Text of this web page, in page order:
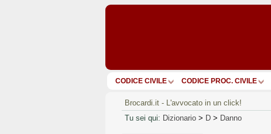
CODICE CIVILE CODICE PROC. CIVILE
Brocardi.it - L'avvocato in un click!
Tu sei qui: Dizionario > D > Danno